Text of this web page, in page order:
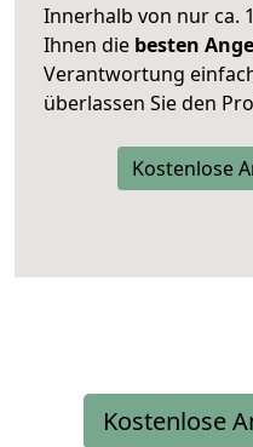
Innerhalb von nur ca.
Ihnen die besten
Verantwortung
überlassen Sie den
Kostenlose
Kostenlose